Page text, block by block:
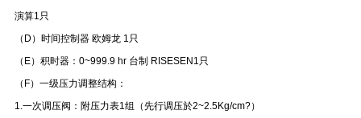
演算1只
（D）时间控制器 欧姆龙 1只
（E）积时器：0~999.9 hr 台制 RISESEN1只
（F）一级压力调整结构：
1. 一次调压阀：附压力表1组（先行调压於2~2.5Kg/cm?）